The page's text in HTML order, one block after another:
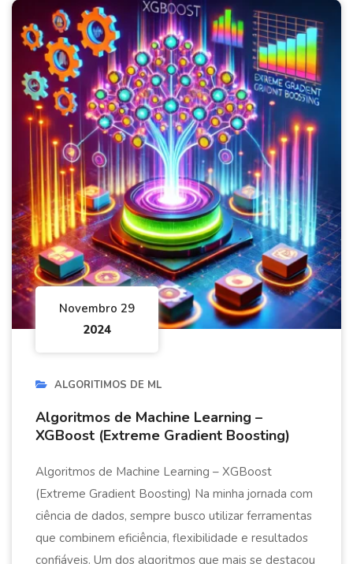
Novembro 29
2024
ALGORITIMOS DE ML
Algoritmos de Machine Learning –
XGBoost (Extreme Gradient Boosting)
Algoritmos de Machine Learning – XGBoost
(Extreme Gradient Boosting) Na minha jornada com
ciência de dados, sempre busco utilizar ferramentas
que combinem eficiência, flexibilidade e resultados
confiáveis. Um dos algoritmos que mais se destacou